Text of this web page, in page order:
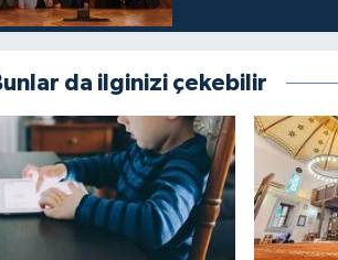
da ilginizi çekebilir
Müftülüğü